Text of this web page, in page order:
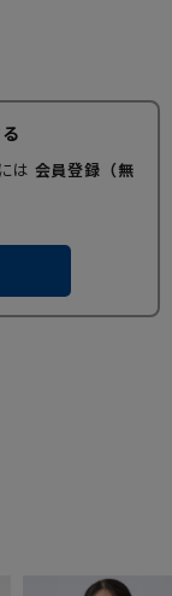
は 会員登録（無